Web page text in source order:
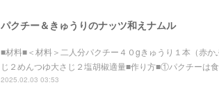
パクチー＆きゅうりのナッツ和えナムル
■材料■＜材料＞二人分パクチー４０gきゅうり１本（赤
じ２めんつゆ大さじ２塩胡椒適量■作り方■①パクチーは
2025.02.03 03:53